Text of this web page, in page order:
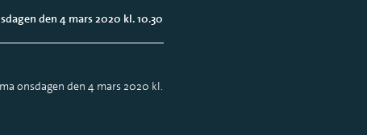
den 4 mars 2020 kl. 10.30
onsdagen den 4 mars 2020 kl.